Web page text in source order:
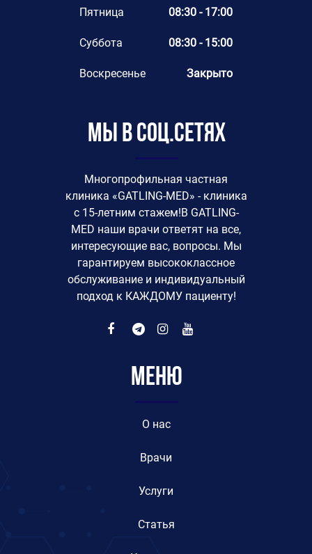
Пятница 08:30 - 17:00
Суббота 08:30 - 15:00
Воскресенье Закрыто
Мы в соц.сетях
Многопрофильная частная
клиника «GATLING-MED» - клиника
с 15-летним стажем!В GATLING-
MED наши врачи ответят на все,
интересующие вас, вопросы. Мы
гарантируем высококлассное
обслуживание и индивидуальный
подход к КАЖДОМУ пациенту!
Меню
O нас
Врачи
Услуги
Статья